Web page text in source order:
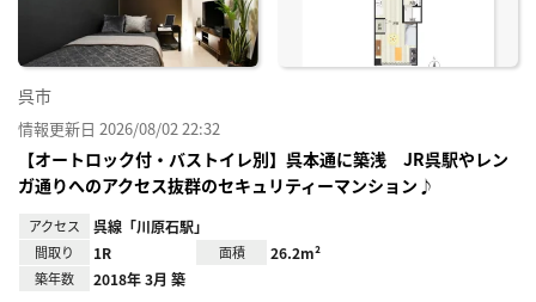
呉市
情報更新日 2026/08/02 22:32
【オートロック付・バストイレ別】呉本通に築浅 JR呉駅やレン
ガ通りへのアクセス抜群のセキュリティーマンション♪
アクセス 呉線「川原石駅」
間取り 1R 面積 26.2m²
築年数 2018年 3月 築